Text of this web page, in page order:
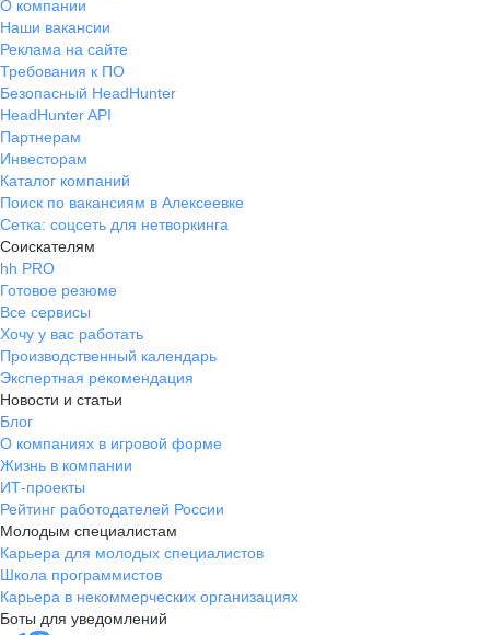
О компании
Наши вакансии
Реклама на сайте
Требования к ПО
Безопасный HeadHunter
HeadHunter API
Партнерам
Инвесторам
Каталог компаний
Поиск по вакансиям в Алексеевке
Сетка: соцсеть для нетворкинга
Соискателям
hh PRO
Готовое резюме
Все сервисы
Хочу у вас работать
Производственный календарь
Экспертная рекомендация
Новости и статьи
Блог
О компаниях в игровой форме
Жизнь в компании
ИТ-проекты
Рейтинг работодателей России
Молодым специалистам
Карьера для молодых специалистов
Школа программистов
Карьера в некоммерческих организациях
Боты для уведомлений